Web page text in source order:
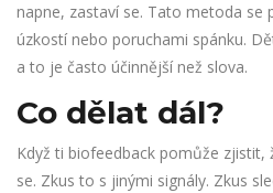
napne, zastaví se. Tato metoda se
úzkostí nebo poruchami spánku.
a to je často účinnější než slova.
Co dělat dál?
Když ti biofeedback pomůže
se. Zkus to s jinými signály. Zkus